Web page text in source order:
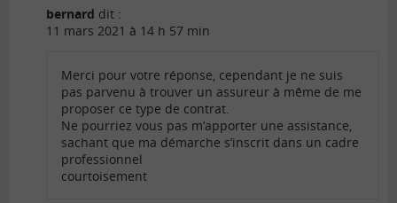
bernard dit :
11 mars 2021 à 14 h 57 min
Merci pour votre réponse, cependant je ne suis
pas parvenu à trouver un assureur à même de me
proposer ce type de contrat.
Ne pourriez vous pas m’apporter une assistance,
sachant que ma démarche s’inscrit dans un cadre
professionnel
courtoisement